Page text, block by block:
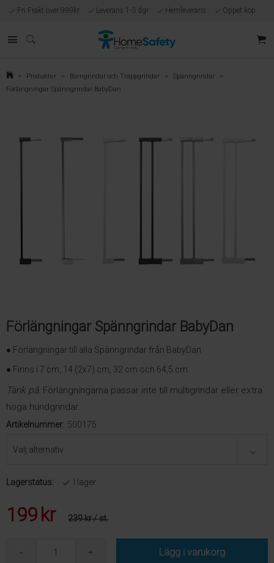
Fri Frakt över 999kr Leverans 1-3 dgr Hemleverans Öppet köp
Egen tillverkning
> Produkter > Barngrindar och Trappgrindar > Spänngrindar
>
Förlängningar Spänngrindar BabyDan
Förlängningar Spänngrindar BabyDan
● Förlängningar till alla Spänngrindar från BabyDan
● Finns i 7 cm, 14 (2x7) cm, 32 cm och 64,5 cm
Tänk på:Förlängningarna passar inte till multigrindar eller extra
höga hundgrindar.
Artikelnummer: 500175
Lagerstatus: I lager
199 kr 239 kr/ st.
Lägg i varukorg